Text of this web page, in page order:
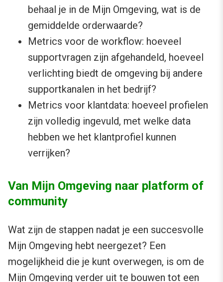
behaal je in de Mijn Omgeving, wat is de
gemiddelde orderwaarde?
Metrics voor de workflow: hoeveel
supportvragen zijn afgehandeld, hoeveel
verlichting biedt de omgeving bij andere
supportkanalen in het bedrijf?
Metrics voor klantdata: hoeveel profielen
zijn volledig ingevuld, met welke data
hebben we het klantprofiel kunnen
verrijken?
Van Mijn Omgeving naar platform of
community
Wat zijn de stappen nadat je een succesvolle
Mijn Omgeving hebt neergezet? Een
mogelijkheid die je kunt overwegen, is om de
Mijn Omgeving verder uit te bouwen tot een